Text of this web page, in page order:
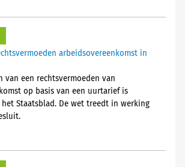
arbeidsovereenkomst in
van een rechtsvermoeden van
op basis van een uurtarief is
Staatsblad. De wet treedt in werking